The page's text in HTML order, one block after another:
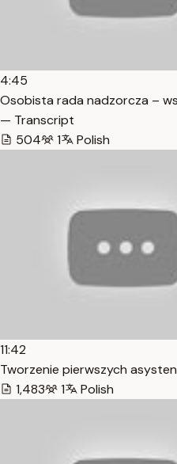
4:45
Osobista rada nadzorcza –
— Transcript
504
1 Polish
11:42
Tworzenie pierwszych
1,483
1 Polish